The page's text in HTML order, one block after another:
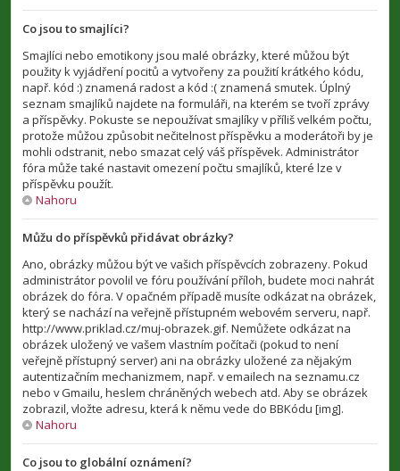
Co jsou to smajlíci?
Smajlíci nebo emotikony jsou malé obrázky, které můžou být
použity k vyjádření pocitů a vytvořeny za použití krátkého kódu,
např. kód :) znamená radost a kód :( znamená smutek. Úplný
seznam smajlíků najdete na formuláři, na kterém se tvoří zprávy
a příspěvky. Pokuste se nepoužívat smajlíky v příliš velkém počtu,
protože můžou způsobit nečitelnost příspěvku a moderátoři by je
mohli odstranit, nebo smazat celý váš příspěvek. Administrátor
fóra může také nastavit omezení počtu smajlíků, které lze v
příspěvku použít.
Nahoru
Můžu do příspěvků přidávat obrázky?
Ano, obrázky můžou být ve vašich příspěvcích zobrazeny. Pokud
administrátor povolil ve fóru používání příloh, budete moci nahrát
obrázek do fóra. V opačném případě musíte odkázat na obrázek,
který se nachází na veřejně přístupném webovém serveru, např.
http://www.priklad.cz/muj-obrazek.gif. Nemůžete odkázat na
obrázek uložený ve vašem vlastním počítači (pokud to není
veřejně přístupný server) ani na obrázky uložené za nějakým
autentizačním mechanizmem, např. v emailech na seznamu.cz
nebo v Gmailu, heslem chráněných webech atd. Aby se obrázek
zobrazil, vložte adresu, která k němu vede do BBKódu [img].
Nahoru
Co jsou to globální oznámení?